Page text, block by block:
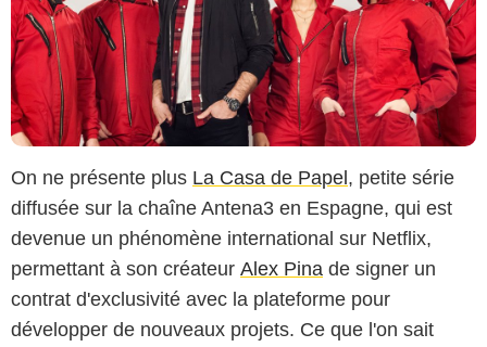
On ne présente plus La Casa de Papel, petite série
diffusée sur la chaîne Antena3 en Espagne, qui est
devenue un phénomène international sur Netflix,
permettant à son créateur Alex Pina de signer un
contrat d'exclusivité avec la plateforme pour
développer de nouveaux projets. Ce que l'on sait